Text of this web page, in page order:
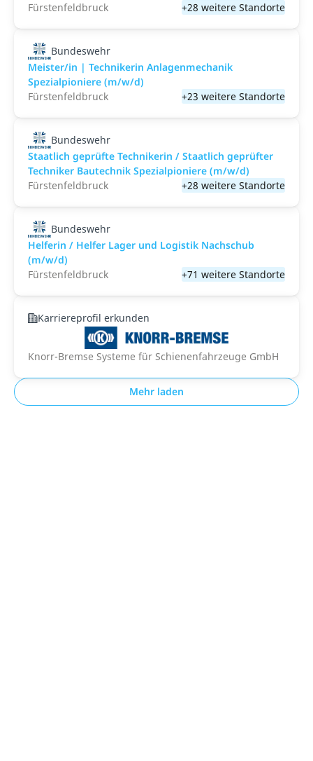
Fürstenfeldbruck
+28 weitere Standorte
Bundeswehr
Meister/in | Technikerin Anlagenmechanik
Spezialpioniere (m/w/d)
Fürstenfeldbruck
+23 weitere Standorte
Bundeswehr
Staatlich geprüfte Technikerin / Staatlich geprüfter
Techniker Bautechnik Spezialpioniere (m/w/d)
Fürstenfeldbruck
+28 weitere Standorte
Bundeswehr
Helferin / Helfer Lager und Logistik Nachschub
(m/w/d)
Fürstenfeldbruck
+71 weitere Standorte
Karriereprofil erkunden
Knorr-Bremse Systeme für Schienenfahrzeuge GmbH
Mehr laden